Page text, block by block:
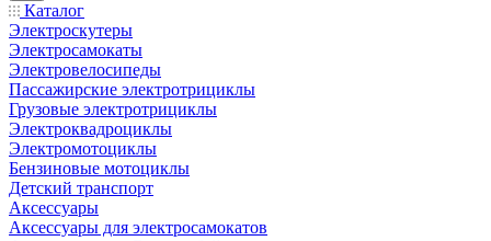
Каталог
Электроскутеры
Электросамокаты
Электровелосипеды
Пассажирские электротрициклы
Грузовые электротрициклы
Электроквадроциклы
Электромотоциклы
Бензиновые мотоциклы
Детский транспорт
Аксессуары
Аксессуары для электросамокатов